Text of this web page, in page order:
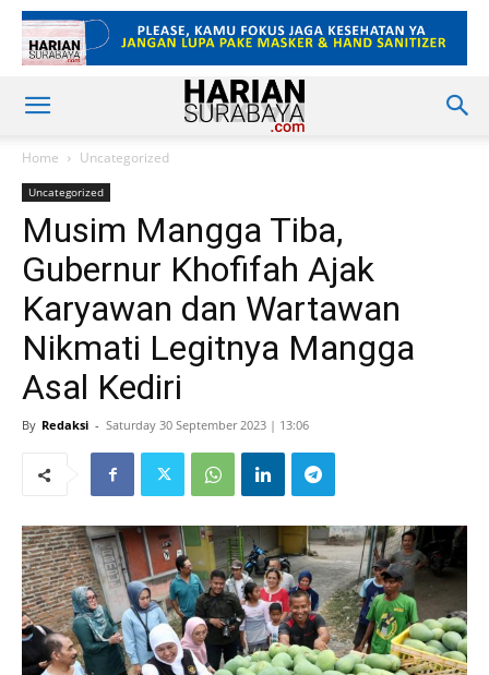
Home Uncategorized
Uncategorized
Musim Mangga Tiba,
Gubernur Khofifah Ajak
Karyawan dan Wartawan
Nikmati Legitnya Mangga
Asal Kediri
By Redaksi - Saturday 30 September 2023 | 13:06